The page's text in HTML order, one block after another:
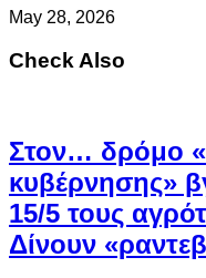
May 28, 2026
Check Also
Στον… δρόμο
κυβέρνησης»
15/5 τους
Δίνουν